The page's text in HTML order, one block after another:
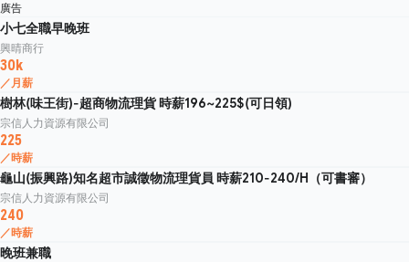
廣告
小七全職早晚班
興晴商行
30k
／月薪
樹林(味王街)-超商物流理貨 時薪196~225$(可日領)
宗信人力資源有限公司
225
／時薪
龜山(振興路)知名超市誠徵物流理貨員 時薪210-240/H（可書審）
宗信人力資源有限公司
240
／時薪
晚班兼職